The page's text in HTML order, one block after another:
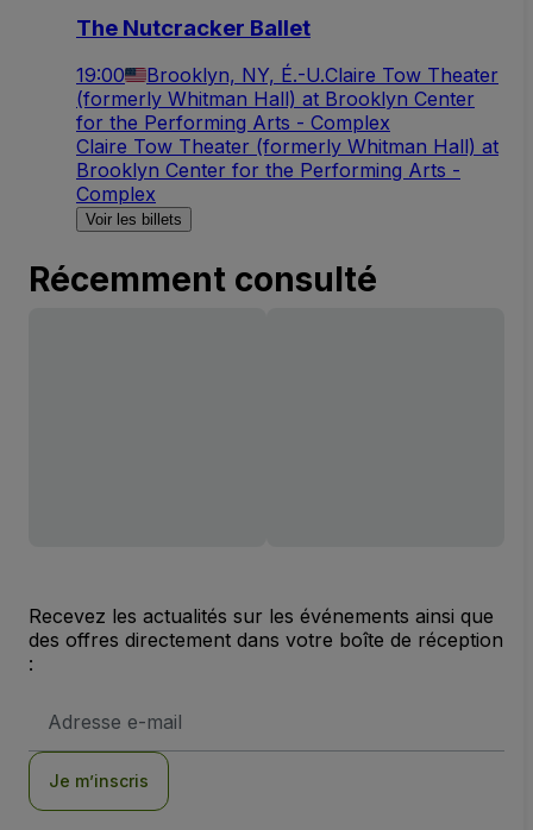
The Nutcracker Ballet
19:00 Brooklyn, NY, É.-U.Claire Tow Theater
(formerly Whitman Hall) at Brooklyn Center
for the Performing Arts - Complex
Claire Tow Theater (formerly Whitman Hall) at
Brooklyn Center for the Performing Arts -
Complex
Voir les billets
Récemment consulté
Recevez les actualités sur les événements ainsi que
des offres directement dans votre boîte de réception
:
e-
Je m’inscris